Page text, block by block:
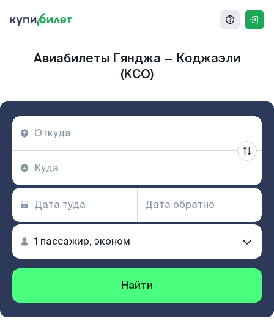
Авиабилеты Гянджа — Коджаэли
(KCO)
Найти